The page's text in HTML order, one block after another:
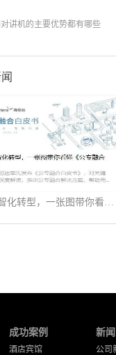
对讲机的主要优势都有哪些
助推数智化转型，一张图带你看懂《公专融合白皮书》
成功案例
酒店宾馆
新
公司